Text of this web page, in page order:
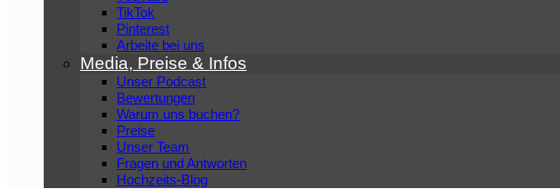
TikTok
Pinterest
Arbeite bei uns
Media, Preise & Infos
Unser Podcast
Bewertungen
Warum uns buchen?
Preise
Unser Team
Fragen und Antworten
Hochzeits-Blog